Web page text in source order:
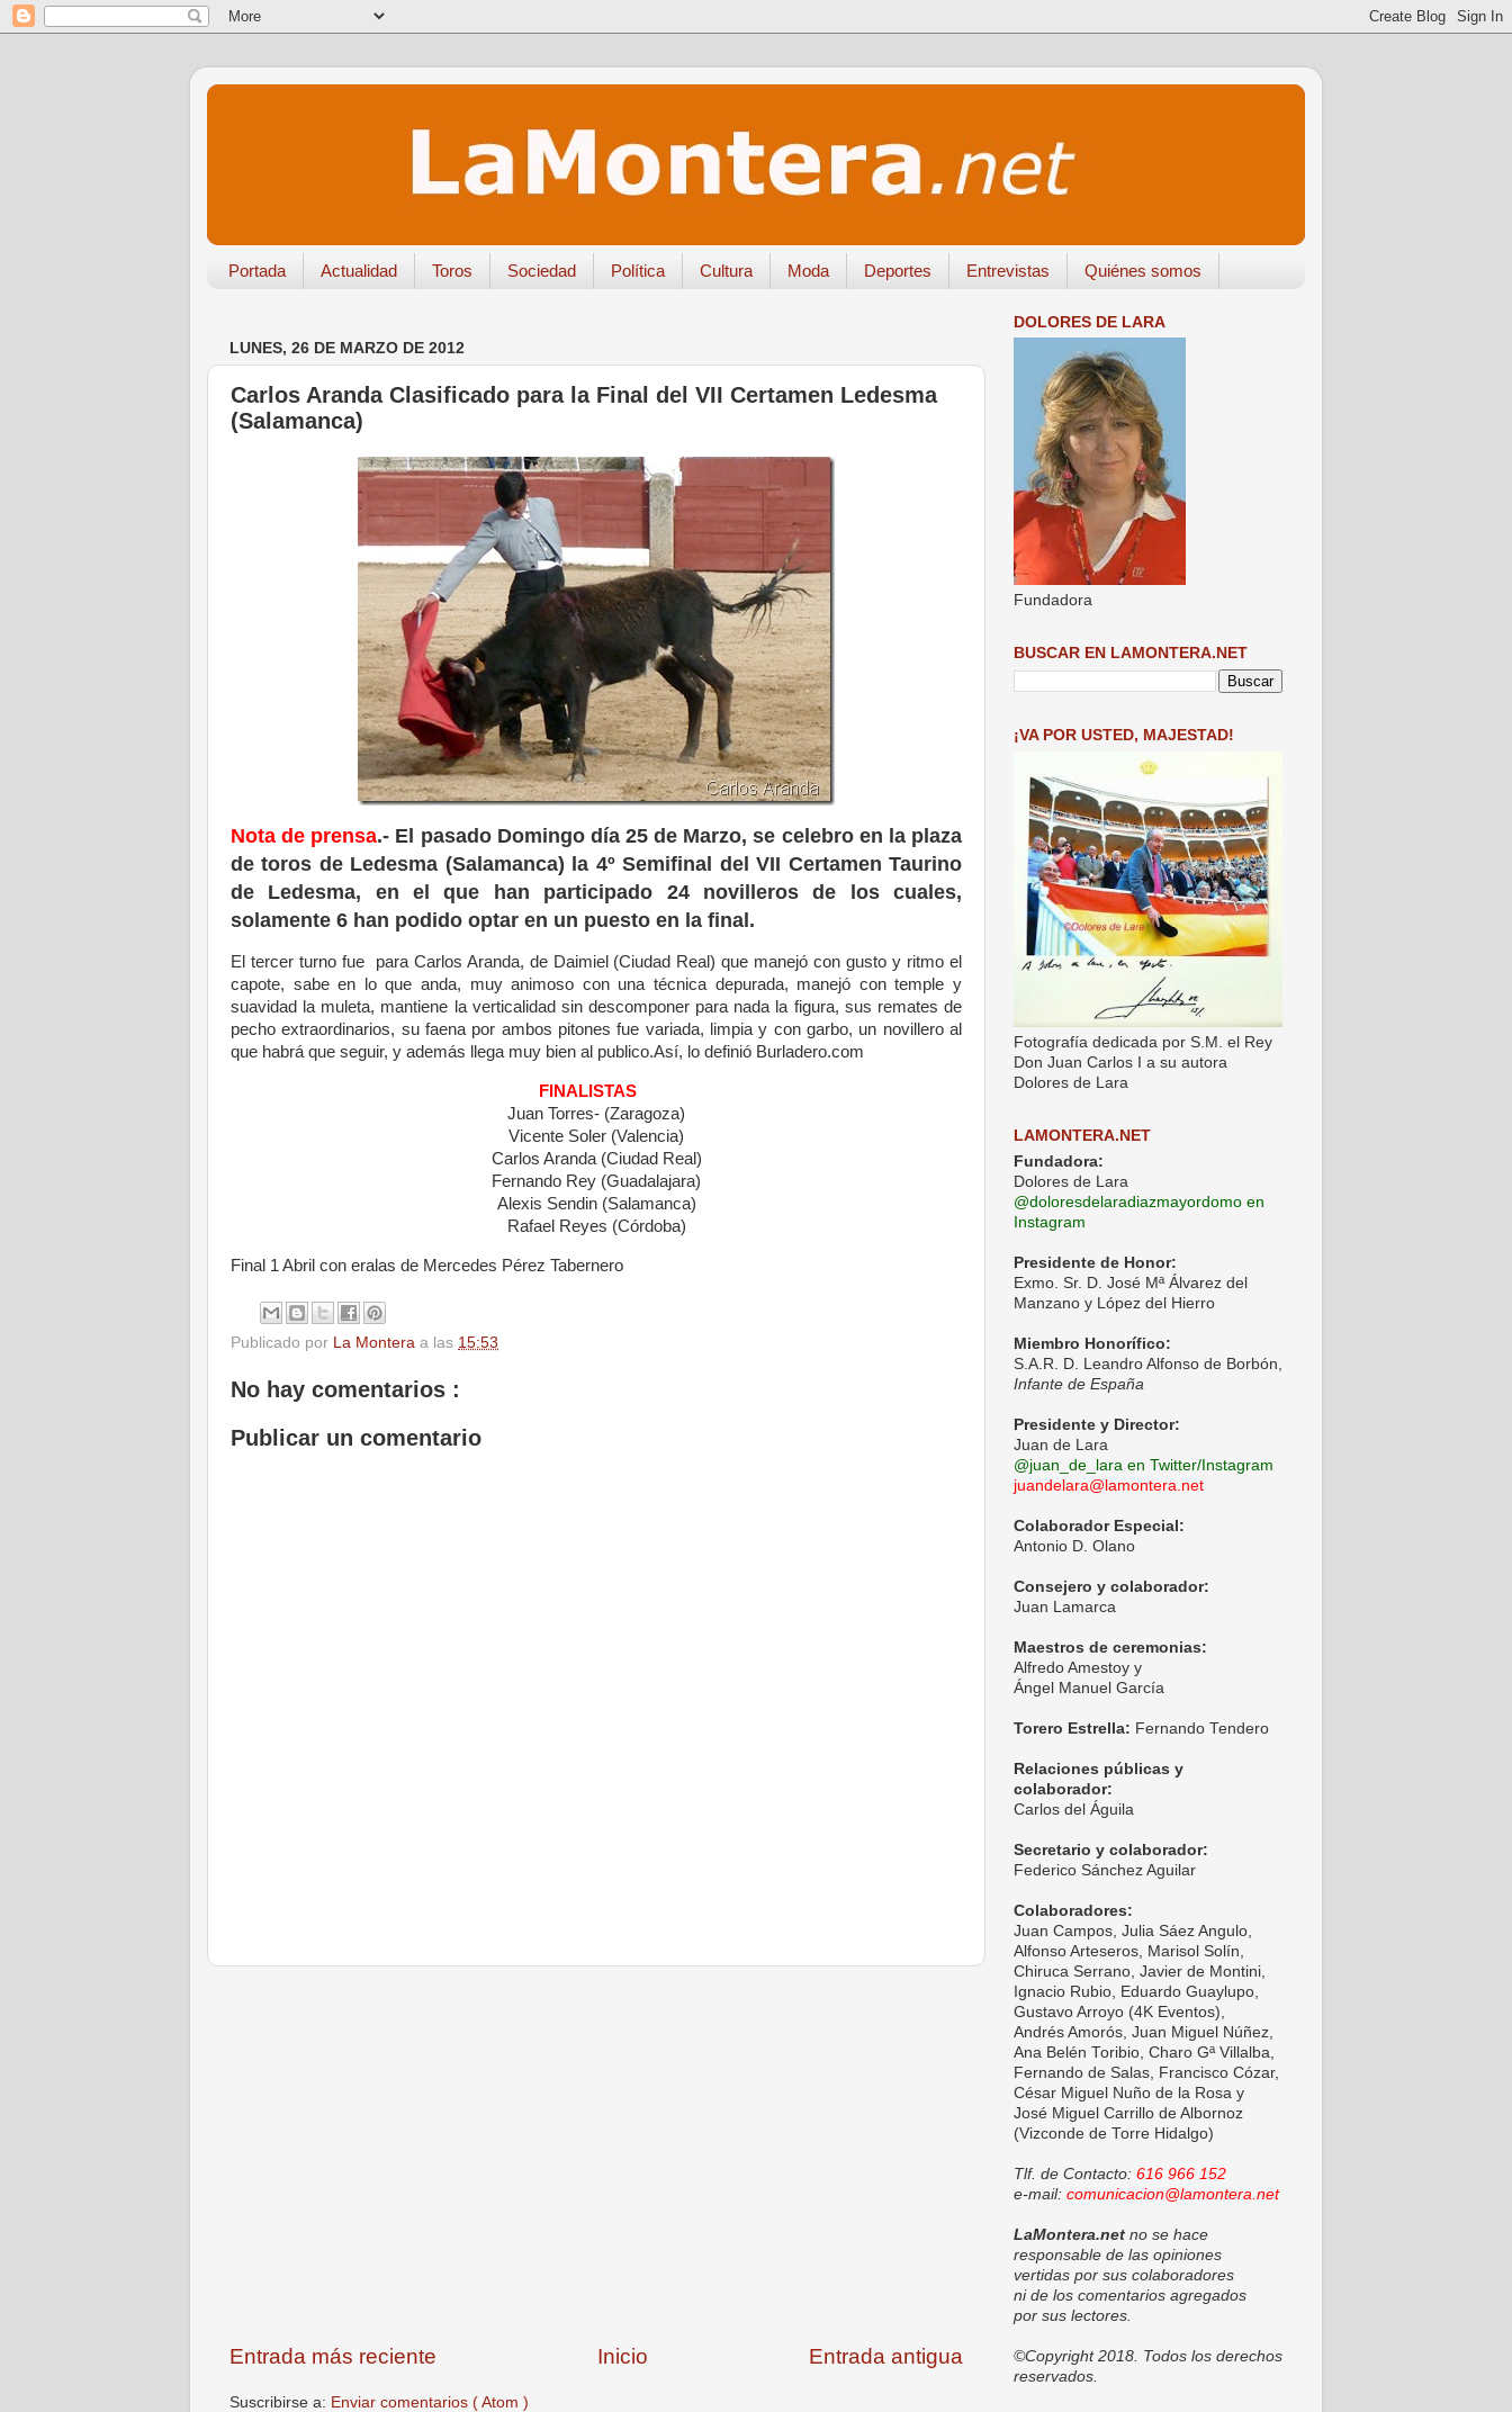
Portada Actualidad Toros Sociedad Política Cultura Moda Deportes Entrevistas Quiénes somos
LUNES, 26 DE MARZO DE 2012
Carlos Aranda Clasificado para la Final del VII Certamen Ledesma
(Salamanca)
Nota de prensa.- El pasado Domingo día 25 de Marzo, se celebro en la plaza
de toros de Ledesma (Salamanca) la 4º Semifinal del VII Certamen Taurino
de Ledesma, en el que han participado 24 novilleros de los cuales,
solamente 6 han podido optar en un puesto en la final.
El tercer turno fue para Carlos Aranda, de Daimiel (Ciudad Real) que manejó con gusto y ritmo el
capote, sabe en lo que anda, muy animoso con una técnica depurada, manejó con temple y
suavidad la muleta, mantiene la verticalidad sin descomponer para nada la figura, sus remates de
pecho extraordinarios, su faena por ambos pitones fue variada, limpia y con garbo, un novillero al
que habrá que seguir, y además llega muy bien al publico.Así, lo definió Burladero.com
FINALISTAS
Juan Torres- (Zaragoza)
Vicente Soler (Valencia)
Carlos Aranda (Ciudad Real)
Fernando Rey (Guadalajara)
Alexis Sendin (Salamanca)
Rafael Reyes (Córdoba)
Final 1 Abril con eralas de Mercedes Pérez Tabernero
Publicado por La Montera a las 15:53
No hay comentarios :
Publicar un comentario
Entrada más reciente Entrada antigua
Inicio
Suscribirse a: Enviar comentarios ( Atom )
DOLORES DE LARA
Fundadora
BUSCAR EN LAMONTERA.NET
¡VA POR USTED, MAJESTAD!
Fotografía dedicada por S.M. el Rey
Don Juan Carlos I a su autora
Dolores de Lara
LAMONTERA.NET
Fundadora:
Dolores de Lara
@doloresdelaradiazmayordomo en
Instagram
Presidente de Honor:
Exmo. Sr. D. José Mª Álvarez del
Manzano y López del Hierro
Miembro Honorífico:
S.A.R. D. Leandro Alfonso de Borbón,
Infante de España
Presidente y Director:
Juan de Lara
@juan_de_lara en Twitter/Instagram
juandelara@lamontera.net
Colaborador Especial:
Antonio D. Olano
Consejero y colaborador:
Juan Lamarca
Maestros de ceremonias:
Alfredo Amestoy y
Ángel Manuel García
Torero Estrella: Fernando Tendero
Relaciones públicas y
colaborador:
Carlos del Águila
Secretario y colaborador:
Federico Sánchez Aguilar
Colaboradores:
Juan Campos, Julia Sáez Angulo,
Alfonso Arteseros, Marisol Solín,
Chiruca Serrano, Javier de Montini,
Ignacio Rubio, Eduardo Guaylupo,
Gustavo Arroyo (4K Eventos),
Andrés Amorós, Juan Miguel Núñez,
Ana Belén Toribio, Charo Gª Villalba,
Fernando de Salas, Francisco Cózar,
César Miguel Nuño de la Rosa y
José Miguel Carrillo de Albornoz
(Vizconde de Torre Hidalgo)
Tlf. de Contacto: 616 966 152
e-mail: comunicacion@lamontera.net
LaMontera.net no se hace
responsable de las opiniones
vertidas por sus colaboradores
ni de los comentarios agregados
por sus lectores.
©Copyright 2018. Todos los derechos
reservados.